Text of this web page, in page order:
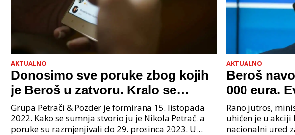
AKTUALNO
Donosimo sve poruke zbog kojih
je Beroš u zatvoru. Kralo se
godinama. Tko će iz vlade biti
sljedeći uhićen?
Grupa Petrači & Pozder je formirana 15. listopada
2022. Kako se sumnja stvorio ju je Nikola Petrač, a
poruke su razmjenjivali do 29. prosinca 2023. U
AKTUALNO
Beroš
000 eura.
na čelu
Rano jutros,
uhićen je u akciji
nacionalni ured